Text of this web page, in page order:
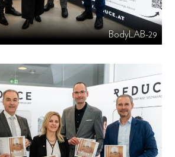
BodyLAB-29